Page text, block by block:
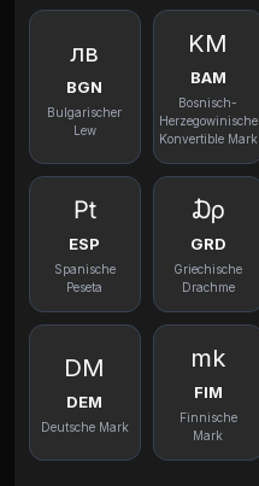
лв
BGN
Bulgarischer
Lew
KM
BAM
Bosnisch-
Herzegowinische
Konvertible Mark
₧
ESP
Spanische
Peseta
₯
GRD
Griechische
Drachme
DM
DEM
Deutsche Mark
mk
FIM
Finnische
Mark